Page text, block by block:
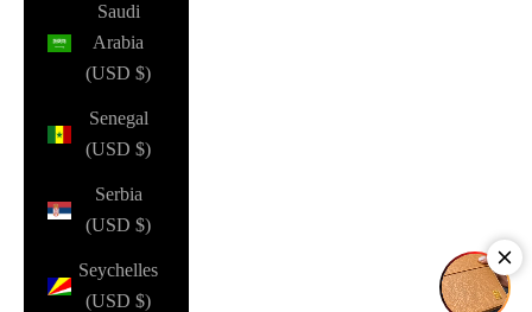
Saudi
Arabia
(USD $)
Senegal
(USD $)
Serbia
(USD $)
Seychelles
(USD $)